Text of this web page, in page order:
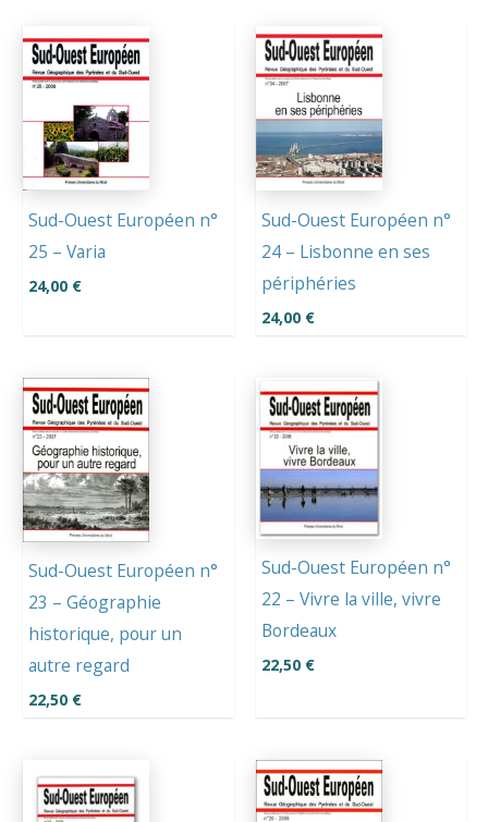
Sud-Ouest Européen n°
25 – Varia
24,00 €
Sud-Ouest Européen n°
24 – Lisbonne en ses
périphéries
24,00 €
Sud-Ouest Européen n°
23 – Géographie
historique, pour un
autre regard
22,50 €
Sud-Ouest Européen n°
22 – Vivre la ville, vivre
Bordeaux
22,50 €